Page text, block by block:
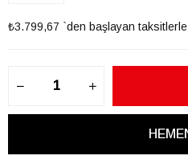
₺3.799,67 `den başlayan taksitlerle